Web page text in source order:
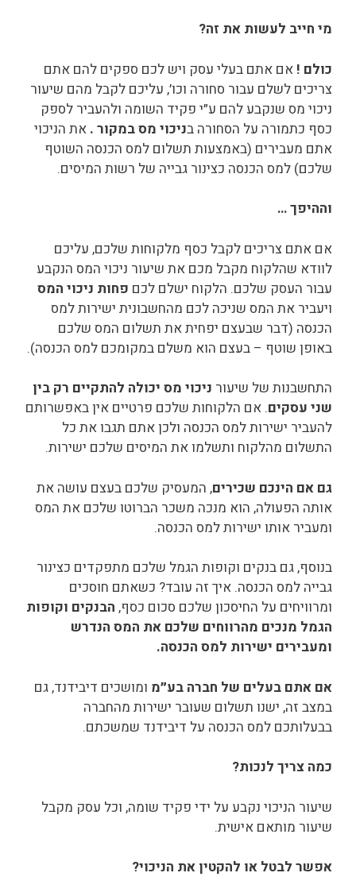
מי חייב לעשות את זה?
כולם ! אם אתם בעלי עסק ויש לכם ספקים להם אתם
צריכים לשלם עבור סחורה וכו׳, עליכם לקבל מהם שיעור
ניכוי מס שנקבע להם ע״י פקיד השומה ולהעביר לספק
כסף כתמורה על הסחורה בניכוי מס במקור . את הניכוי
אתם מעבירים (באמצעות תשלום למס הכנסה השוטף
שלכם) למס הכנסה כצינור גבייה של רשות המיסים.
וההיפך …
אם אתם צריכים לקבל כסף מלקוחות שלכם, עליכם
לוודא שהלקוח מקבל מכם את שיעור ניכוי המס הנקבע
עבור העסק שלכם. הלקוח ישלם לכם פחות ניכוי המס
ויעביר את המס שניכה לכם מהחשבונית ישירות למס
הכנסה (דבר שבעצם יפחית את תשלום המס שלכם
באופן שוטף – בעצם הוא משלם במקומכם למס הכנסה).
התחשבנות של שיעור ניכוי מס יכולה להתקיים רק בין
שני עסקים. אם הלקוחות שלכם פרטיים אין באפשרותם
להעביר ישירות למס הכנסה ולכן אתם תגבו את כל
התשלום מהלקוח ותשלמו את המיסים שלכם ישירות.
גם אם הינכם שכירים, המעסיק שלכם בעצם עושה את
אותה הפעולה, הוא מנכה משכר הברוטו שלכם את המס
ומעביר אותו ישירות למס הכנסה.
בנוסף, גם בנקים וקופות הגמל שלכם מתפקדים כצינור
גבייה למס הכנסה. איך זה עובד? כשאתם חוסכים
ומרוויחים על החיסכון שלכם סכום כסף, הבנקים וקופות
הגמל מנכים מהרווחים שלכם את המס הנדרש
ומעבירים ישירות למס הכנסה.
אם אתם בעלים של חברה בע״מ ומושכים דיבידנד, גם
במצב זה, ישנו תשלום שעובר ישירות מהחברה
בבעלותכם למס הכנסה על דיבידנד שמשכתם.
כמה צריך לנכות?
שיעור הניכוי נקבע על ידי פקיד שומה, וכל עסק מקבל
שיעור מותאם אישית.
אפשר לבטל או להקטין את הניכוי?